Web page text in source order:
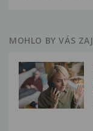
MOHLO BY VÁS